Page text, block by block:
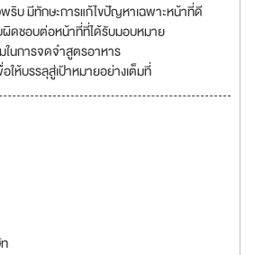
บ มีทักษะการแก้ไขปัญหาเฉพาะหน้าที่ดี
ดชอบต่อหน้าที่ที่ได้รับมอบหมาย
นการจดจำสูตรอาหาร
ให้บรรลุสู่เป้าหมายอย่างเต็มที่